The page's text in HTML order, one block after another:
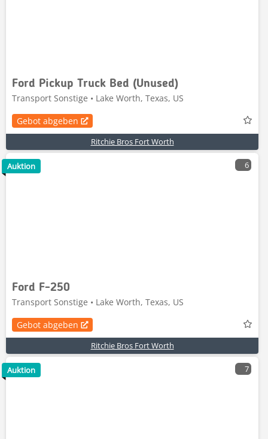
Ford Pickup Truck Bed (Unused)
Transport Sonstige • Lake Worth, Texas, US
Gebot abgeben
Ritchie Bros Fort Worth
6
Ford F-250
Transport Sonstige • Lake Worth, Texas, US
Gebot abgeben
Ritchie Bros Fort Worth
Auktion
7
Auktion